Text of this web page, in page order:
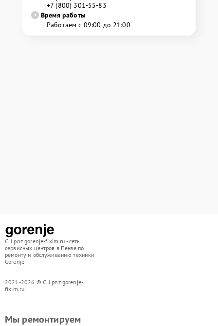
+7 (800) 301-55-83
Время работы
Работаем с 09:00 до 21:00
СЦ pnz.gorenje-fixim.ru - сеть
сервисных центров в Пензе по
ремонту и обслуживанию техники
Gorenje
2021-2026 © СЦ pnz.gorenje-
fixim.ru
Мы ремонтируем